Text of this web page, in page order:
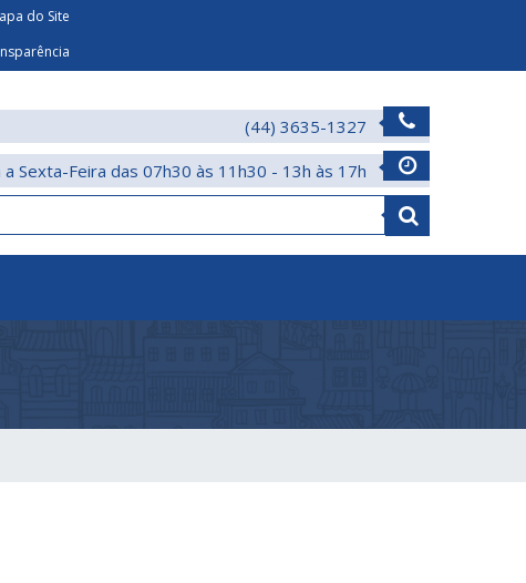
do Site
(44) 3635-1327
a Sexta-Feira das 07h30 às 11h30 - 13h às 17h